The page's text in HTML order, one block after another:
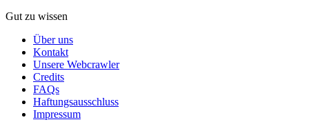
Gut zu wissen
Über uns
Kontakt
Unsere Webcrawler
Credits
FAQs
Haftungsausschluss
Impressum